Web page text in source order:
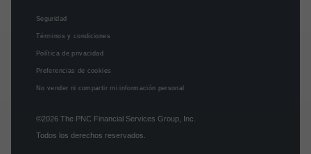
Seguridad
Términos y condiciones
Política de privacidad
Preferencias de cookies
No vender ni compartir mi información personal
©2026 The PNC Financial Services Group, Inc.
Todos los derechos reservados.